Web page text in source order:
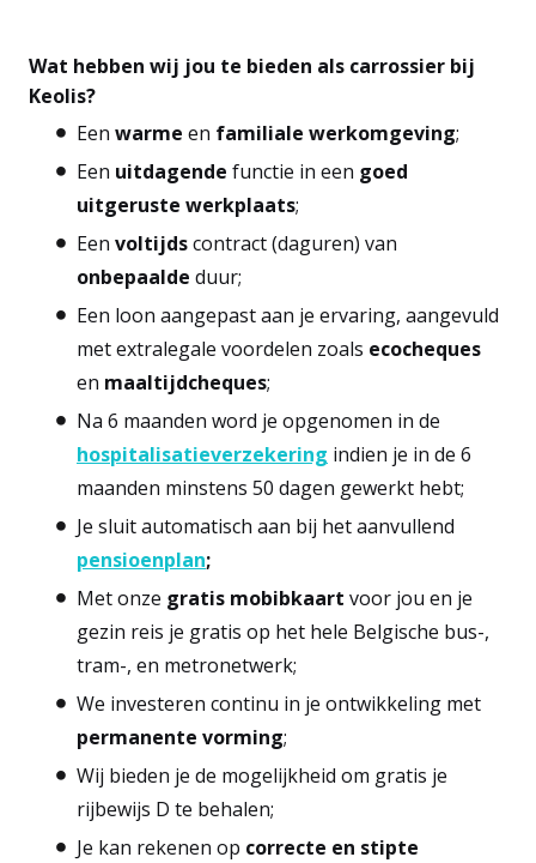
Wat hebben wij jou te bieden als carrossier bij
Keolis?
Een warme en familiale werkomgeving;
Een uitdagende functie in een goed
uitgeruste werkplaats;
Een voltijdscontract (daguren) van
onbepaalde duur;
Een loon aangepast aan je ervaring, aangevuld
met extralegale voordelen zoals ecocheques
en maaltijdcheques;
Na 6 maanden word je opgenomen in de
hospitalisatieverzekering indien je in de 6
maanden minstens 50 dagen gewerkt hebt;
Je sluit automatisch aan bij het aanvullend
pensioenplan;
Met onze gratis mobibkaart voor jou en je
gezin reis je gratis op het hele Belgische bus-,
tram-, en metronetwerk;
We investeren continu in je ontwikkeling met
permanente vorming;
Wij bieden je de mogelijkheid om gratis je
rijbewijs D te behalen;
Je kan rekenen op correcte en stipte